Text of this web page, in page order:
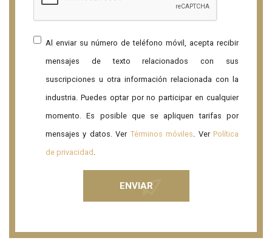
Al enviar su número de teléfono móvil, acepta recibir
mensajes de texto relacionados con sus
suscripciones u otra información relacionada con la
industria. Puedes optar por no participar en cualquier
momento. Es posible que se apliquen tarifas por
mensajes y datos. Ver Términos móviles . VerPolítica
de privacidad